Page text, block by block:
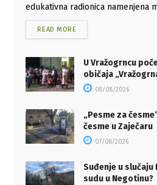
edukativna radionica namenjena
READ MORE
U Vražogrncu
običaja
08/08/2026
„Pesme za
česme u Zaječaru
07/08/2026
Suđenje u slučaju
sudu u Negotinu?